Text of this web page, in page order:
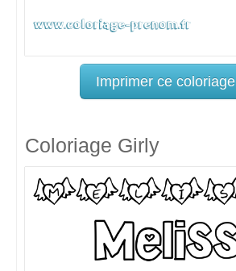
Imprimer ce coloriage
Coloriage Girly